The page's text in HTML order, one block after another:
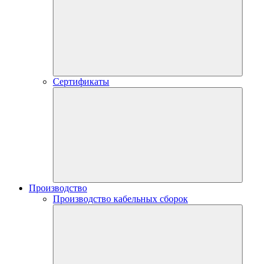
Сертификаты
Производство
Производство кабельных сборок